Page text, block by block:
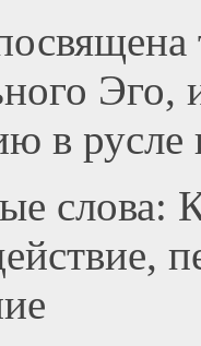
Эго,
в русле
слова: